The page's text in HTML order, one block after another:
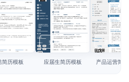
模板
简历模板
查看模板
应届生简历模板
查看模板
产品运营简